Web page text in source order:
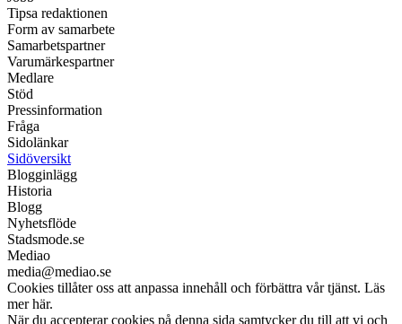
Tipsa redaktionen
Form av samarbete
Samarbetspartner
Varumärkespartner
Medlare
Stöd
Pressinformation
Fråga
Sidolänkar
Sidöversikt
Blogginlägg
Historia
Blogg
Nyhetsflöde
Stadsmode.se
Mediao
media@mediao.se
Cookies tillåter oss att anpassa innehåll och förbättra vår tjänst. Läs
mer här.
När du accepterar cookies på denna sida samtycker du till att vi och